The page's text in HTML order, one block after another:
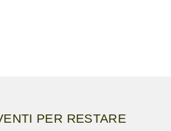
PER RESTARE